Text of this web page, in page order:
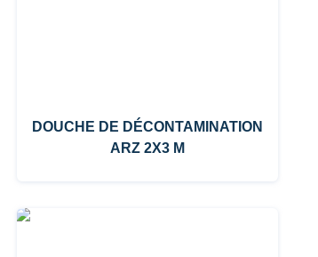
DOUCHE DE DÉCONTAMINATION
ARZ 2X3 M